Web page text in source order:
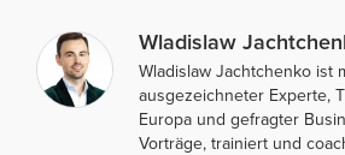
Wladislaw
Wladislaw Jachtchenko ist
ausgezeichneter Experte,
Europa und gefragter
Vorträge, trainiert und